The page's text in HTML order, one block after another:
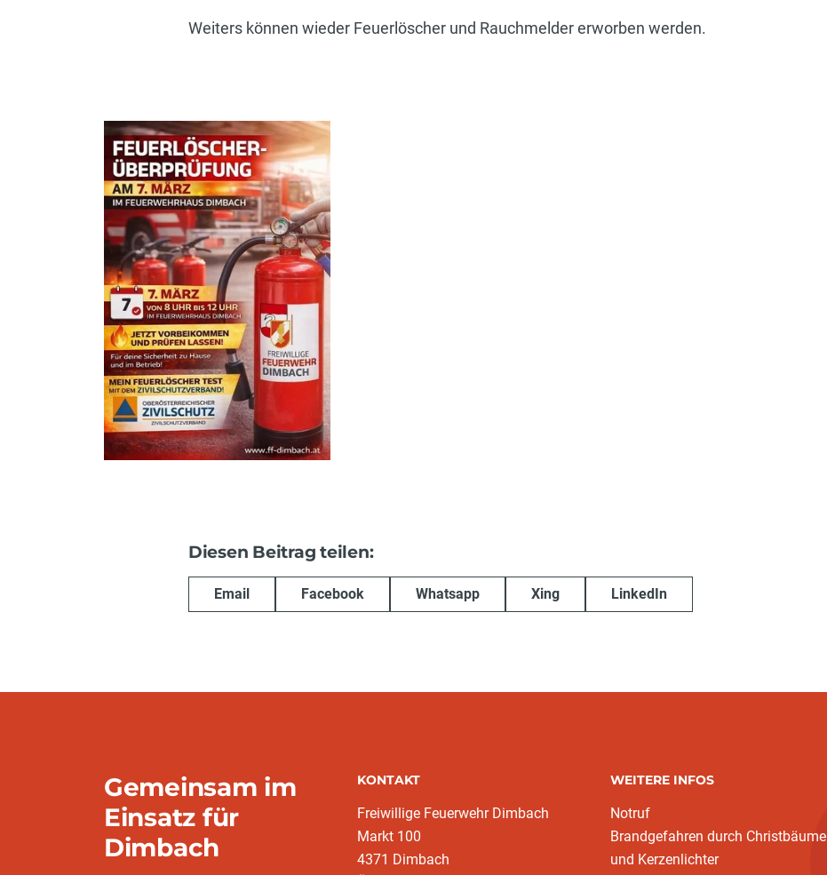
Weiters können wieder Feuerlöscher und Rauchmelder erworben werden.
Diesen Beitrag teilen:
Email Facebook Whatsapp Xing LinkedIn
Gemeinsam im
Einsatz für
Dimbach
KONTAKT
Freiwillige Feuerwehr Dimbach
Markt 100
4371 Dimbach
WEITERE INFOS
Notruf
Brandgefahren durch Christbäume
und Kerzenlichter